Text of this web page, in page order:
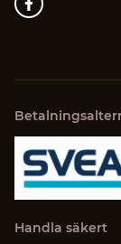
Handla säkert